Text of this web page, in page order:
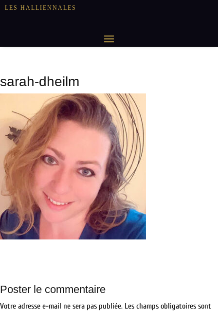
LES HALLIENNALES
sarah-dheilm
Poster le commentaire
Votre adresse e-mail ne sera pas publiée. Les champs obligatoires sont